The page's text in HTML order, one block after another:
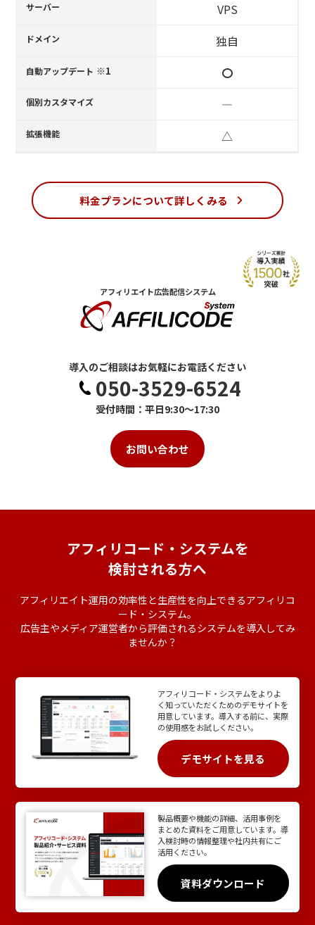
サーバー VPS
ドメイン 独自
自動アップデート ※1 〇
個別カスタマイズ ―
拡張機能 △
料金プランについて詳しくみる
アフィリエイト広告配信システム
導入のご相談はお気軽にお電話ください
050-3529-6524
受付時間：平日9:30～17:30
お問い合わせ
アフィリコード・システムを
検討される方へ
アフィリエイト運用の効率性と生産性を向上できるアフィリコ
ード・システム。
広告主やメディア運営者から評価されるシステムを導入してみ
ませんか？
アフィリコード・システムをよりよ
く知っていただくためのデモサイトを
用意しています。導入する前に、実際
の使用感をお試しください。
デモサイトを見る
製品概要や機能の詳細、活用事例を
まとめた資料をご用意しています。導
入検討時の情報整理や社内共有にご
活用ください。
資料ダウンロード